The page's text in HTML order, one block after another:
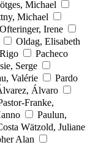
Michael
Michael
Ofteringer, Irene
Oldag, Elisabeth
Pacheco
Serge
Valérie
Pardo
Álvaro
Franke,
Paulun,
Wätzold, Juliane
Alan